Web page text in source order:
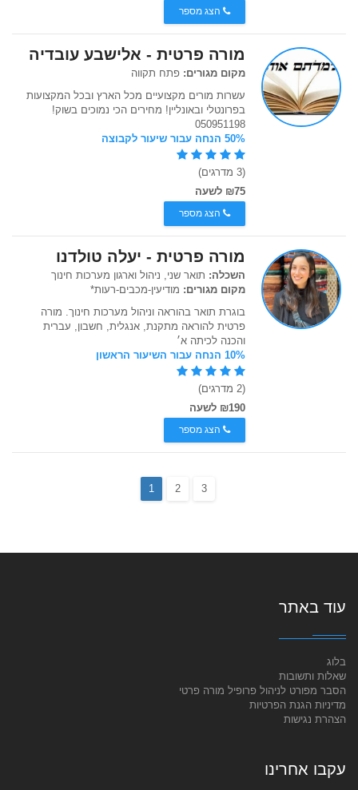
הצג מספר
מורה פרטית - אלישבע עובדיה
מקום מגורים: פתח תקווה
עשרות מורים מקצועיים מכל הארץ ובכל המקצועות
בפרונטלי ובאונליין! מחירים הכי נמוכים בשוק!
050951198
50% הנחה עבור שיעור לקבוצה
(3 מדרגים)
₪75 לשעה
הצג מספר
מורה פרטית - יעלה טולדנו
השכלה: תואר שני, ניהול וארגון מערכות חינוך
מקום מגורים: מודיעין-מכבים-רעות*
בוגרת תואר בהוראה וניהול מערכות חינוך. מורה
פרטית להוראה מתקנת, אנגלית, חשבון, עברית
והכנה לכיתה א׳
10% הנחה עבור השיעור הראשון
(2 מדרגים)
₪190 לשעה
הצג מספר
1 2 3
עוד באתר
בלוג
שאלות ותשובות
הסבר מפורט לניהול פרופיל מורה פרטי
מדיניות הגנת הפרטיות
הצהרת נגישות
עקבו אחרינו